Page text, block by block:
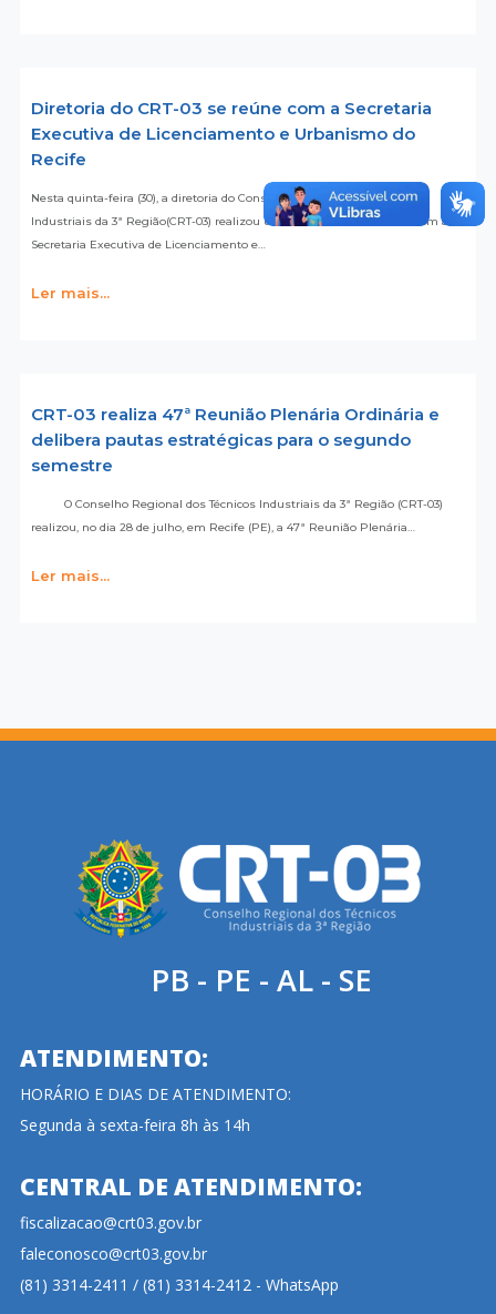
Diretoria do CRT-03 se reúne com a Secretaria
Executiva de Licenciamento e Urbanismo do
Recife
Nesta quinta-feira (30), a diretoria do Conselho Regional dos Técnicos
Industriais da 3ª Região(CRT-03) realizou uma reunião institucional com a
Secretaria Executiva de Licenciamento e…
Ler mais...
CRT-03 realiza 47ª Reunião Plenária Ordinária e
delibera pautas estratégicas para o segundo
semestre
O Conselho Regional dos Técnicos Industriais da 3ª Região (CRT-03)
realizou, no dia 28 de julho, em Recife (PE), a 47ª Reunião Plenária…
Ler mais...
PB - PE - AL - SE
ATENDIMENTO:
HORÁRIO E DIAS DE ATENDIMENTO:
Segunda à sexta-feira 8h às 14h
CENTRAL DE ATENDIMENTO:
fiscalizacao@crt03.gov.br
faleconosco@crt03.gov.br
(81) 3314-2411 / (81) 3314-2412 - WhatsApp